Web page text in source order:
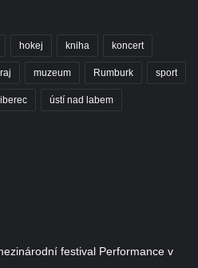
hokej kniha koncert
muzeum Rumburk sport
ústí nad labem
festival Performance v